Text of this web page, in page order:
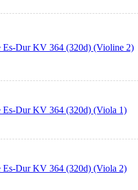
Es-Dur KV 364 (320d) (Violine 2)
Es-Dur KV 364 (320d) (Viola 1)
Es-Dur KV 364 (320d) (Viola 2)